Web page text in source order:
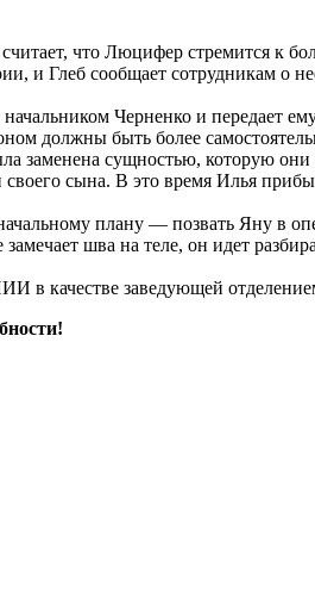
что Люцифер стремится к
и Глеб сообщает сотрудникам о
Черненко и передает
должны быть более
заменена сущностью, которую
сына. В это время Илья
плану — позвать Яну в
шва на теле, он идет
в качестве заведующей